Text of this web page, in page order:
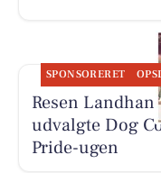
SPONSORERET
Resen
udvalgte Dog
Pride-ugen